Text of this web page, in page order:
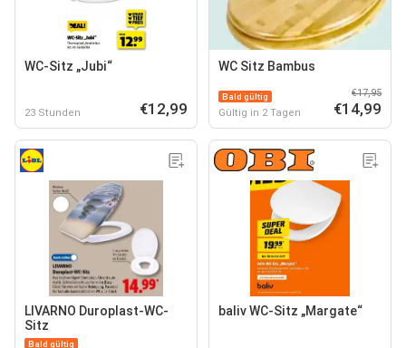
WC-Sitz „Jubi“
23 Stunden €12,99
WC­ Sitz Bambus
Bald gültig
Gültig in 2 Tagen
€17,95
€14,99
LIVARNO Duroplast-WC-
Sitz
Bald gültig
baliv WC-Sitz „Margate“